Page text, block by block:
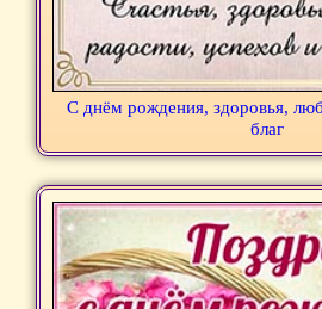
С днём рождения, здоровья,
благ